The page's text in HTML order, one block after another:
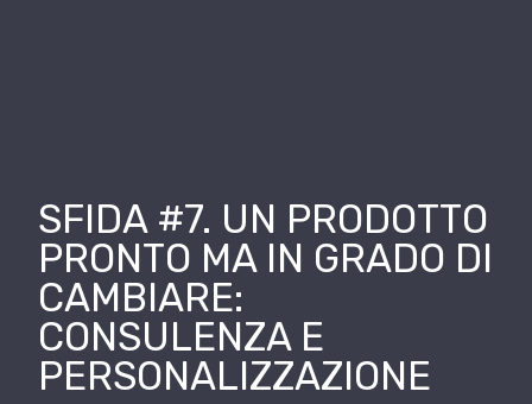
SFIDA #7. UN PRODOTTO
PRONTO MA IN GRADO DI
CAMBIARE:
CONSULENZA E
PERSONALIZZAZIONE